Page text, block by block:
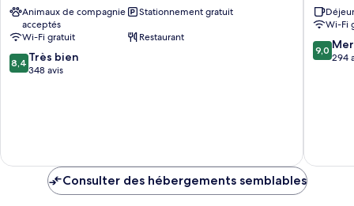
Alpine
Inn
Wilderswil
Animaux de compagnie
acceptés
Stationnement gratuit
Wi-Fi gratuit
Restaurant
8.4
sur
8,4 Très bien
348 avis
Wi-Fi
9.0
sur
9,0
294
Consulter des hébergements semblables